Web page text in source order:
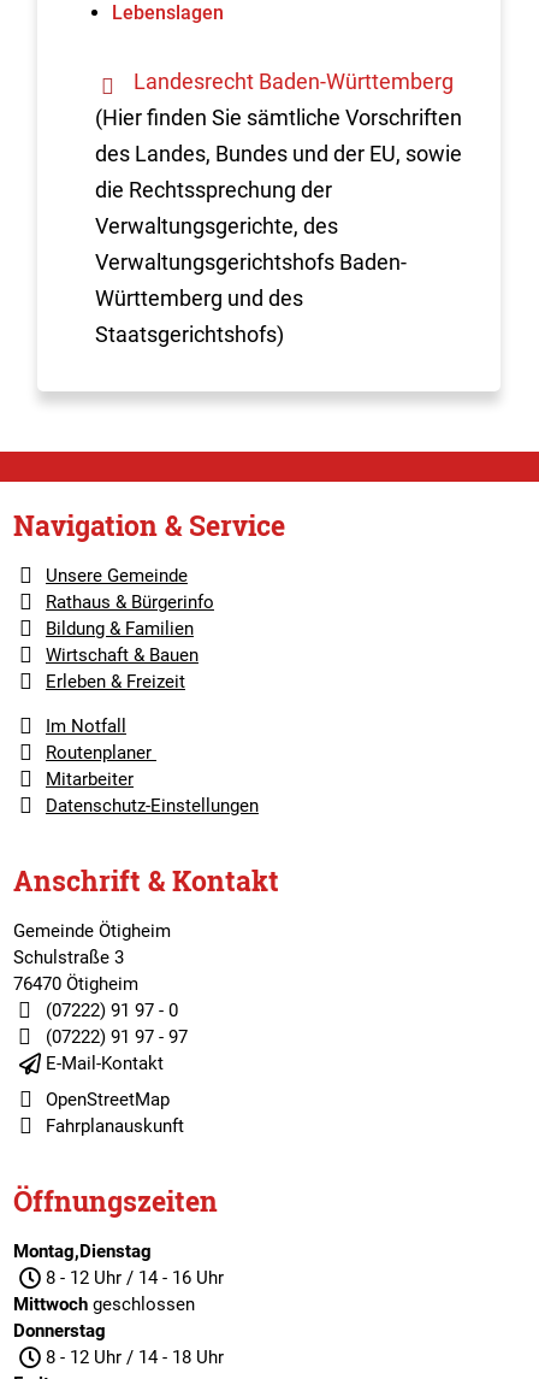
Lebenslagen
Landesrecht Baden-Württemberg
(Hier finden Sie sämtliche Vorschriften
des Landes, Bundes und der EU, sowie
die Rechtssprechung der
Verwaltungsgerichte, des
Verwaltungsgerichtshofs Baden-
Württemberg und des
Staatsgerichtshofs)
Navigation & Service
Unsere Gemeinde
Rathaus & Bürgerinfo
Bildung & Familien
Wirtschaft & Bauen
Erleben & Freizeit
Im Notfall
Routenplaner
Mitarbeiter
Datenschutz-Einstellungen
Anschrift & Kontakt
Gemeinde Ötigheim
Schulstraße 3
76470 Ötigheim
(07222) 91 97 - 0
(07222) 91 97 - 97
E-Mail-Kontakt
OpenStreetMap
Fahrplanauskunft
Öffnungszeiten
Montag,Dienstag
8 - 12 Uhr / 14 - 16 Uhr
Mittwochgeschlossen
Donnerstag
8 - 12 Uhr / 14 - 18 Uhr